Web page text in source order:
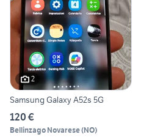
2
Samsung Galaxy A52s 5G
120 €
Bellinzago Novarese(NO)